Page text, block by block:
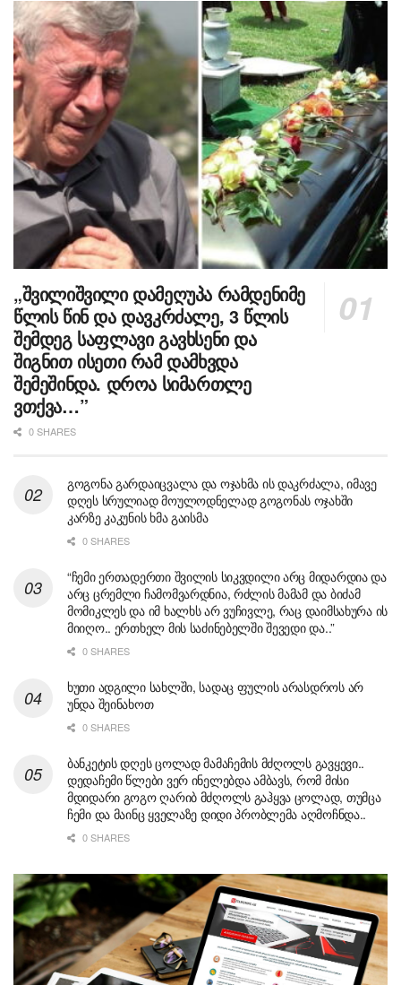
„შვილიშვილი დამეღუპა რამდენიმე
წლის წინ და დავკრძალე, 3 წლის
შემდეგ საფლავი გავხსენი და
შიგნით ისეთი რამ დამხვდა
შემეშინდა. დროა სიმართლე
ვთქვა…”
0 SHARES
გოგონა გარდაიცვალა და ოჯახმა ის დაკრძალა, იმავე
დღეს სრულიად მოულოდნელად გოგონას ოჯახში
კარზე კაკუნის ხმა გაისმა
0 SHARES
“ჩემი ერთადერთი შვილის სიკვდილი არც მიდარდია და
არც ცრემლი ჩამომვარდნია, რძლის მამამ და ბიძამ
მომიკლეს და იმ ხალხს არ ვუჩივლე, რაც დაიმსახურა ის
მიიღო.. ერთხელ მის საძინებელში შევედი და..”
0 SHARES
ხუთი ადგილი სახლში, სადაც ფულის არასდროს არ
უნდა შეინახოთ
0 SHARES
ბანკეტის დღეს ცოლად მამაჩემის მძღოლს გავყევი..
დედაჩემი წლები ვერ ინელებდა ამბავს, რომ მისი
მდიდარი გოგო ღარიბ მძღოლს გაჰყვა ცოლად, თუმცა
ჩემი და მაინც ყველაზე დიდი პრობლემა აღმოჩნდა..
0 SHARES